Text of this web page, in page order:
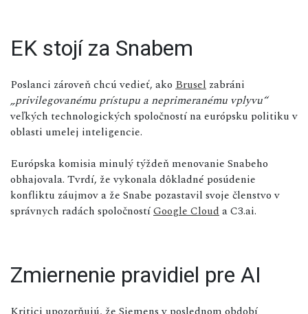
EK stojí za Snabem
Poslanci zároveň chcú vedieť, ako Brusel zabráni
„privilegovanému prístupu a neprimeranému vplyvu“
veľkých technologických spoločností na európsku politiku v
oblasti umelej inteligencie.
Európska komisia minulý týždeň menovanie Snabeho
obhajovala. Tvrdí, že vykonala dôkladné posúdenie
konfliktu záujmov a že Snabe pozastavil svoje členstvo v
správnych radách spoločnostíGoogle Cloud a C3.ai.
Zmiernenie pravidiel pre AI